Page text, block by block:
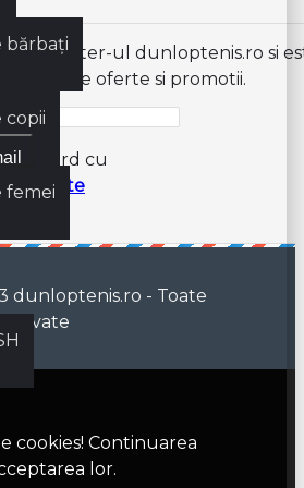
bărbați
copii
femei
newsletter-ul dunloptenis.ro si
ultimele oferte si promotii.
acord cu
dunloptenis.ro - Toate
cookies! Continuarea
lor.